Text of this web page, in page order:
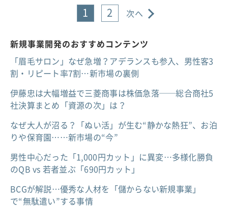
1 2 次へ
新規事業開発のおすすめコンテンツ
「眉毛サロン」なぜ急増？アデランスも参入、男性客3
割・リピート率7割…新市場の裏側
伊藤忠は大幅増益で三菱商事は株価急落──総合商社5
社決算まとめ「資源の次」は？
なぜ大人が沼る？「ぬい活」が生む“静かな熱狂”、お泊
りや保育園……新市場の“今”
男性中心だった「1,000円カット」に異変…多様化勝負
のQB vs 若者並ぶ「690円カット」
BCGが解説…優秀な人材を「儲からない新規事業」
で“無駄遣い”する事情